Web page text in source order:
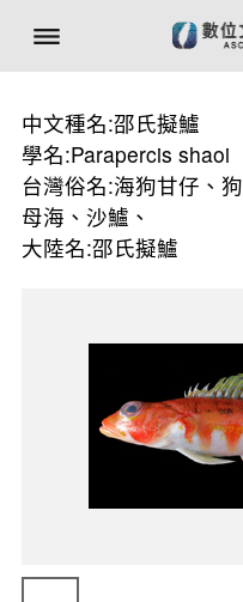
中文種名:邵氏擬鱸
學名:Parapercis shaoi
台灣俗名:海狗甘仔、狗
母海、沙鱸、
大陸名:邵氏擬鱸